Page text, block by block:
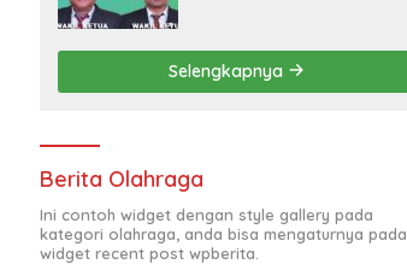
OUTDOOR LEARNING
(ODL) TK, PAUD, SD,
SMP/MTS KELUAR KOTA
Selengkapnya
Berita Olahraga
Ini contoh widget dengan style gallery pada
kategori olahraga, anda bisa mengaturnya pada
widget recent post wpberita.